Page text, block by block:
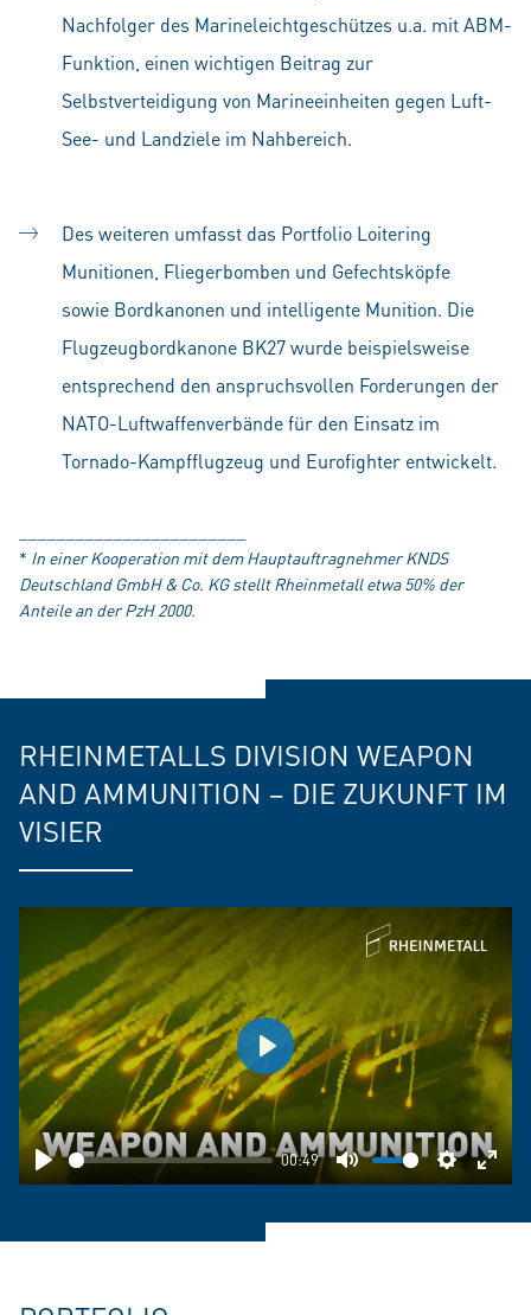
Nachfolger des Marineleichtgeschützes u.a. mit ABM-
Funktion, einen wichtigen Beitrag zur
Selbstverteidigung von Marineeinheiten gegen Luft-
See- und Landziele im Nahbereich.
Des weiteren umfasst das Portfolio Loitering
Munitionen, Fliegerbomben und Gefechtsköpfe
sowie Bordkanonen und intelligente Munition. Die
Flugzeugbordkanone BK27 wurde beispielsweise
entsprechend den anspruchsvollen Forderungen der
NATO-Luftwaffenverbände für den Einsatz im
Tornado-Kampfflugzeug und Eurofighter entwickelt.
* In einer Kooperation mit dem Hauptauftragnehmer KNDS
Deutschland GmbH & Co. KG stellt Rheinmetall etwa 50% der
Anteile an der PzH 2000.
RHEINMETALLS DIVISION WEAPON
AND AMMUNITION – DIE ZUKUNFT IM
VISIER
Play
00:49
Mute Settings
Play